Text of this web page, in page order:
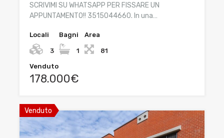
SCRIVIMI SU WHATSAPP PER FISSARE UN
APPUNTAMENTO!! 3515044660. In una…
Locali
3
Bagni
1
Area
81
Venduto
178.000€
Venduto